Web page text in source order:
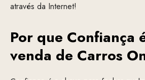
através da Internet!
Por que Confiança
venda de Carros